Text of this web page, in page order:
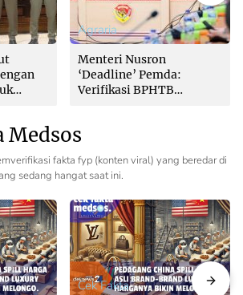
Agraria
Menteri Nusron
‘Deadline’ Pemda:
Verifikasi BPHTB
Lambat!
Medsos
fakta fyp (konten viral) yang beredar di
sedang hangat saat ini.
Cek Fakta